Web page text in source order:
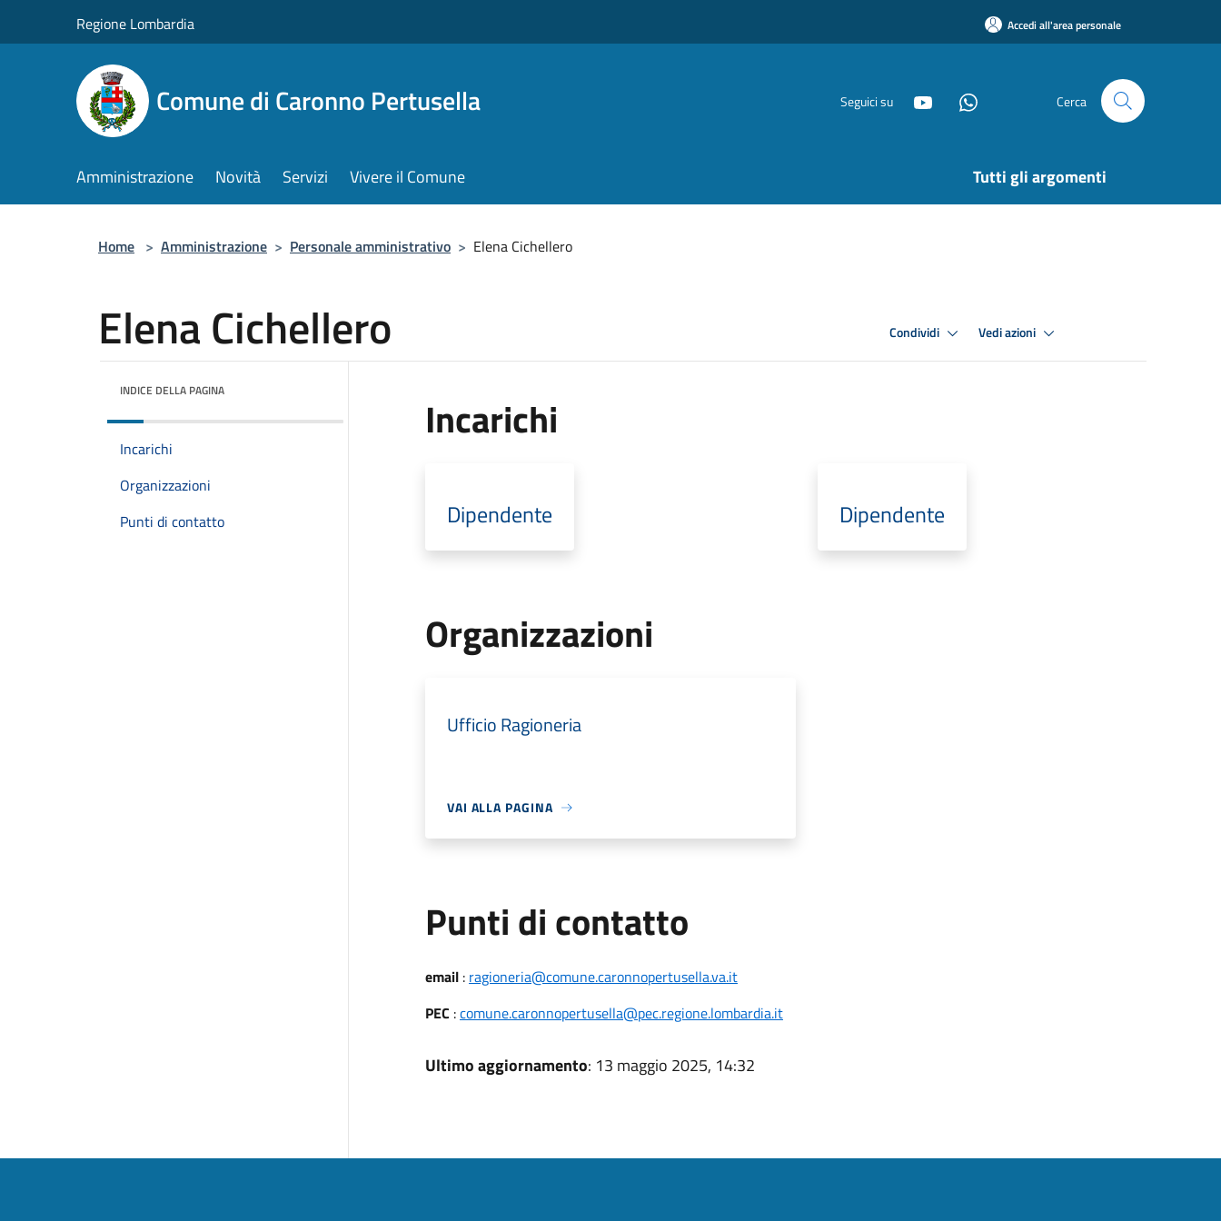
Regione Lombardia Accedi all'area personale
Comune di Caronno Pertusella Seguici su Cerca
Amministrazione Novità Servizi Vivere il Comune Tutti gli argomenti
Home > Amministrazione > Personale amministrativo > Elena Cichellero
Elena Cichellero Condividi Vedi azioni
INDICE DELLA PAGINA
Incarichi
Organizzazioni
Punti di contatto
Incarichi
Dipendente Dipendente
Organizzazioni
Ufficio Ragioneria
VAI ALLA PAGINA
Punti di contatto
email: ragioneria@comune.caronnopertusella.va.it
PEC :comune.caronnopertusella@pec.regione.lombardia.it
Ultimo aggiornamento: 13 maggio 2025, 14:32